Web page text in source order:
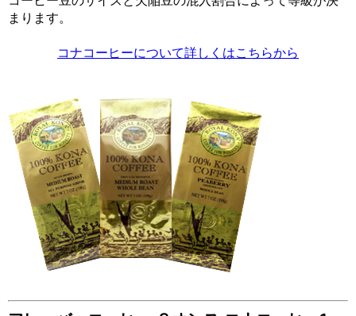
まります。
コナコーヒーについて詳しくはこちらから